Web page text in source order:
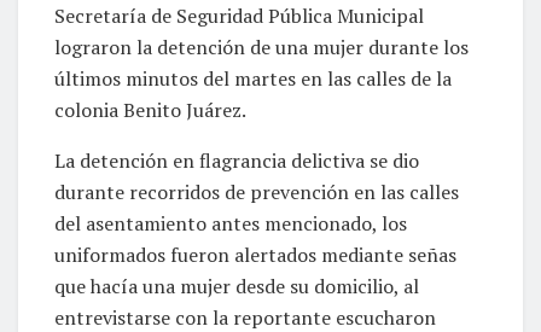
Secretaría de Seguridad Pública Municipal
lograron la detención de una mujer durante los
últimos minutos del martes en las calles de la
colonia Benito Juárez.
La detención en flagrancia delictiva se dio
durante recorridos de prevención en las calles
del asentamiento antes mencionado, los
uniformados fueron alertados mediante señas
que hacía una mujer desde su domicilio, al
entrevistarse con la reportante escucharon